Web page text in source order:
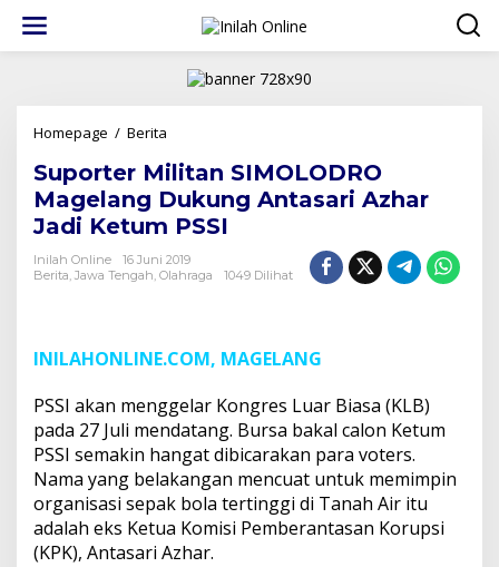
konten
Homepage / Berita
SIMOLODRO
Magelang
Dukung
Antasari
Azhar
Jadi
Suporter Militan SIMOLODRO
Magelang Dukung Antasari Azhar
Jadi Ketum PSSI
Inilah Online
16 Juni 2019
Berita, Jawa Tengah, Olahraga 1049 Dilihat
INILAHONLINE.COM, MAGELANG
PSSI akan menggelar Kongres Luar Biasa (KLB)
pada 27 Juli mendatang. Bursa bakal calon Ketum
PSSI semakin hangat dibicarakan para voters.
Nama yang belakangan mencuat untuk memimpin
organisasi sepak bola tertinggi di Tanah Air itu
adalah eks Ketua Komisi Pemberantasan Korupsi
(KPK), Antasari Azhar.